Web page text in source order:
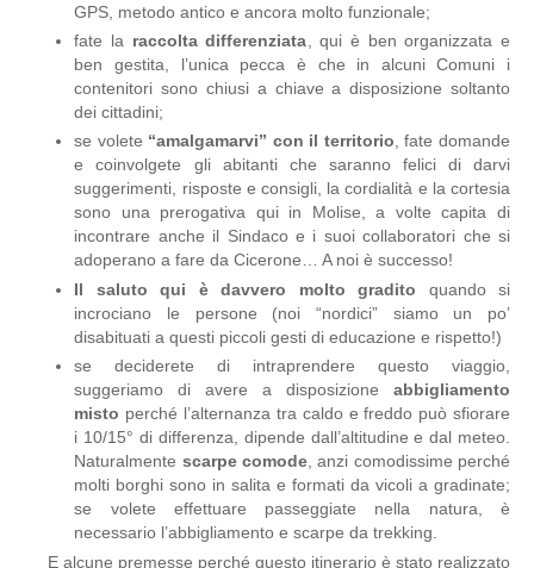
GPS, metodo antico e ancora molto funzionale;
fate la raccolta differenziata , qui è ben organizzata e
ben gestita, l’unica pecca è che in alcuni Comuni i
contenitori sono chiusi a chiave a disposizione soltanto
dei cittadini;
se volete “amalgamarvi” con il territorio, fate domande
e coinvolgete gli abitanti che saranno felici di darvi
suggerimenti, risposte e consigli, la cordialità e la cortesia
sono una prerogativa qui in Molise, a volte capita di
incontrare anche il Sindaco e i suoi collaboratori che si
adoperano a fare da Cicerone… A noi è successo!
Il saluto qui è davvero molto gradito quando si
incrociano le persone (noi “nordici” siamo un po’
disabituati a questi piccoli gesti di educazione e rispetto!)
se deciderete di intraprendere questo viaggio,
suggeriamo di avere a disposizione abbigliamento
misto perché l’alternanza tra caldo e freddo può sfiorare
i 10/15° di differenza, dipende dall’altitudine e dal meteo.
Naturalmente scarpe comode , anzi comodissime perché
molti borghi sono in salita e formati da vicoli a gradinate;
se volete effettuare passeggiate nella natura, è
necessario l’abbigliamento e scarpe da trekking.
E alcune premesse perché questo itinerario è stato realizzato